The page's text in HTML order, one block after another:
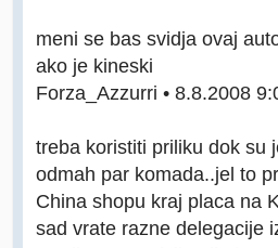
meni se bas svidja ovaj
ako je kineski
Forza_Azzurri • 8.8.2008
treba koristiti priliku dok su
odmah par komada..jel to
China shopu kraj placa na
sad vrate razne delegacije